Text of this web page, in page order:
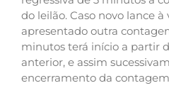
do leilão. Caso novo lance à
apresentado outra
minutos terá início a partir
anterior, e assim
encerramento da